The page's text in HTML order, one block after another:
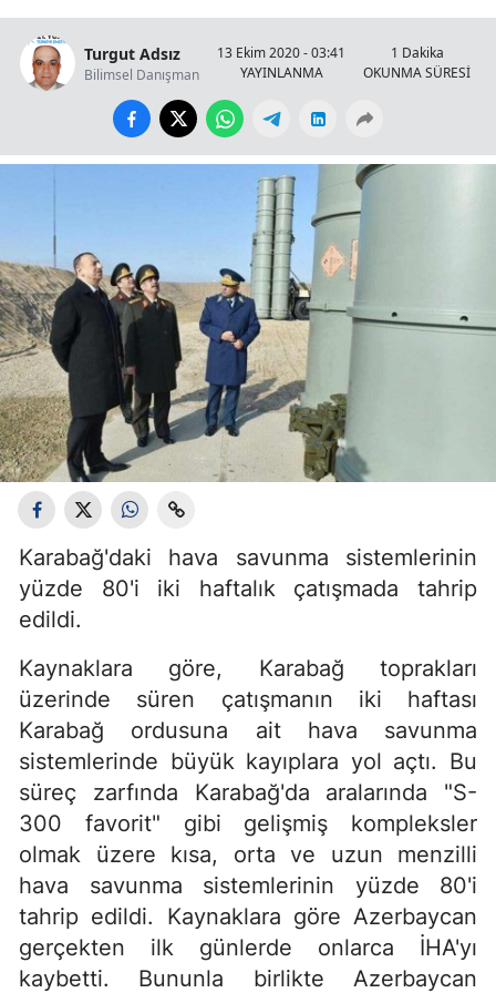
Turgut Adsız
Bilimsel Danışman
13 Ekim 2020 - 03:41
YAYINLANMA
1 Dakika
OKUNMA SÜRESİ
Karabağ'daki hava savunma sistemlerinin
yüzde 80'i iki haftalık çatışmada tahrip
edildi.
Kaynaklara göre, Karabağ toprakları
üzerinde süren çatışmanın iki haftası
Karabağ ordusuna ait hava savunma
sistemlerinde büyük kayıplara yol açtı. Bu
süreç zarfında Karabağ'da aralarında "S-
300 favorit" gibi gelişmiş kompleksler
olmak üzere kısa, orta ve uzun menzilli
hava savunma sistemlerinin yüzde 80'i
tahrip edildi. Kaynaklara göre Azerbaycan
gerçekten ilk günlerde onlarca İHA'yı
kaybetti. Bununla birlikte Azerbaycan